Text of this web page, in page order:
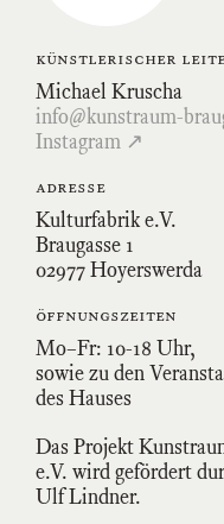
künstlerischer
Michael Kruscha
info@kunstraum-
Instagram ↗
adresse
Kulturfabrik e.V.
Braugasse 1
02977 Hoyerswerda
öffnungszeiten
Mo–Fr: 10-18 Uhr,
sowie zu den
des Hauses
Das Projekt
e.V. wird gefördert
Ulf Lindner.